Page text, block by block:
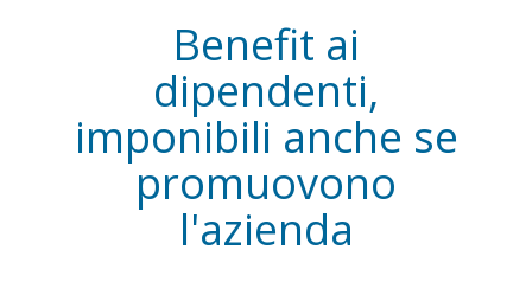
Benefit ai
dipendenti,
imponibili anche se
promuovono
l'azienda